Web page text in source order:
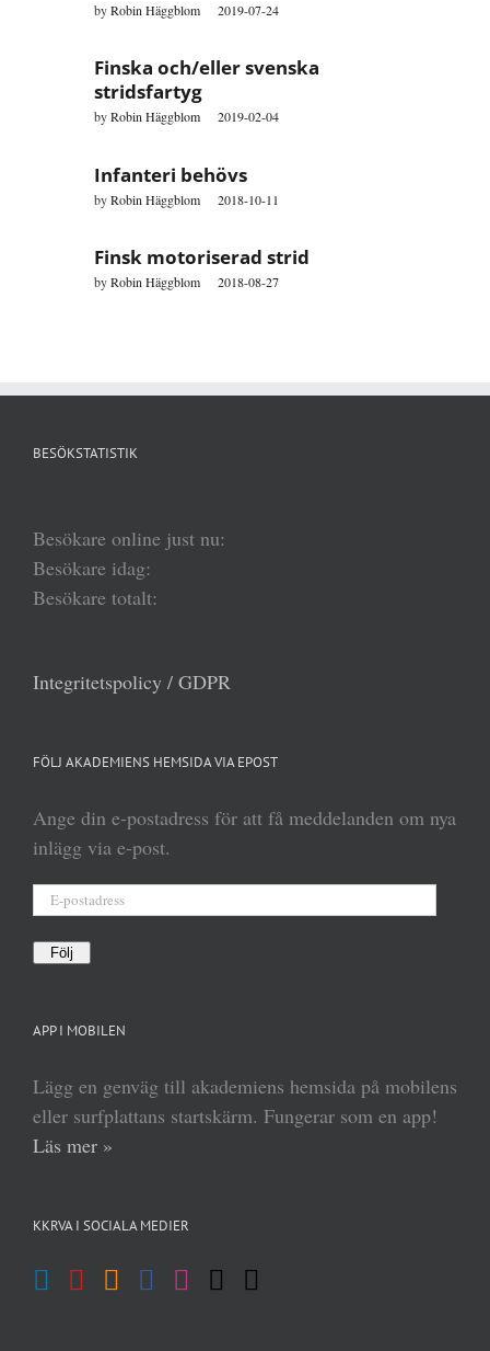
byRobin Häggblom 2019-07-24
Finska och/eller svenska
stridsfartyg
byRobin Häggblom 2019-02-04
Infanteri behövs
byRobin Häggblom 2018-10-11
Finsk motoriserad strid
byRobin Häggblom 2018-08-27
BESÖKSTATISTIK
Besökare online just nu:
Besökare idag:
Besökare totalt:
Integritetspolicy / GDPR
FÖLJ AKADEMIENS HEMSIDA VIA EPOST
Ange din e-postadress för att få meddelanden om nya
inlägg via e-post.
postadress
Följ
APP I MOBILEN
Lägg en genväg till akademiens hemsida på mobilens
eller surfplattans startskärm. Fungerar som en app!
Läs mer »
KKRVA I SOCIALA MEDIER